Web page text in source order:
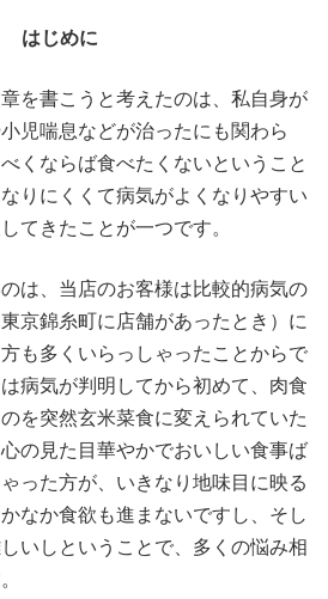
はじめに
を書こうと考えたのは、私自身が
児喘息などが治ったにも関わら
くならば食べたくないということ
りにくくて病気がよくなりやすい
てきたことが一つです。
は、当店のお客様は比較的病気の
京錦糸町に店舗があったとき）に
も多くいらっしゃったことからで
病気が判明してから初めて、肉食
を突然玄米菜食に変えられていた
の見た目華やかでおいしい食事ば
った方が、いきなり地味目に映る
なか食欲も進まないですし、そし
いしということで、多くの悩み相